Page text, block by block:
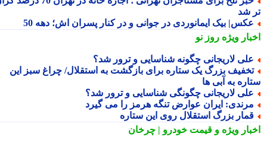
شد
بیک ایمانوردی در جوانی و در کنار پسران اش؛ دهه 50
ویژهروز نو
لاریجانی چگونه شناسایی و ترور شد؟
بزرگ یک ستاره برای بازگشت به استقلال/ چراغ سبز این
به آبی ها
لاریجانی چگونگی شناسایی و ترور شد؟
ایران عوارض تنگه هرمز را می گیرد
بزرگ استقلال روی این ستاره
ویژهو قیمت خودرو | چرخان